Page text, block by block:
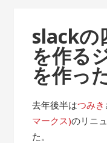
slackの
を作る
を作っ
去年後半はつみき
マークス)のリニ
た。